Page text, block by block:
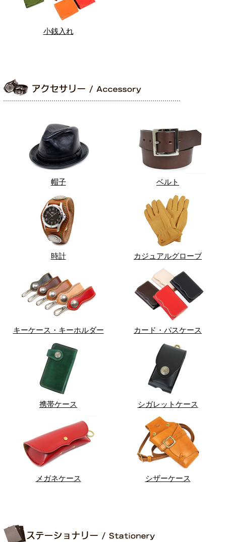
小銭入れ
帽子 ベルト
時計 カジュアルグローブ
キーケース・キーホルダー カード・パスケース
携帯ケース シガレットケース
メガネケース シザーケース